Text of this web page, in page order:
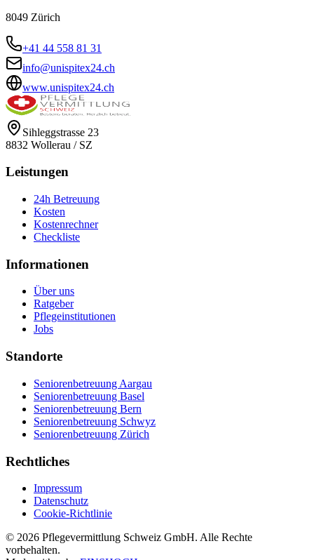
8049 Zürich
+41 44 558 81 31
info@unispitex24.ch
www.unispitex24.ch
Sihleggstrasse 23
8832 Wollerau / SZ
Leistungen
24h Betreuung
Kosten
Kostenrechner
Checkliste
Informationen
Über uns
Ratgeber
Pflegeinstitutionen
Jobs
Standorte
Seniorenbetreuung Aargau
Seniorenbetreuung Basel
Seniorenbetreuung Bern
Seniorenbetreuung Schwyz
Seniorenbetreuung Zürich
Rechtliches
Impressum
Datenschutz
Cookie-Richtlinie
© 2026 Pflegevermittlung Schweiz GmbH. Alle Rechte
vorbehalten.